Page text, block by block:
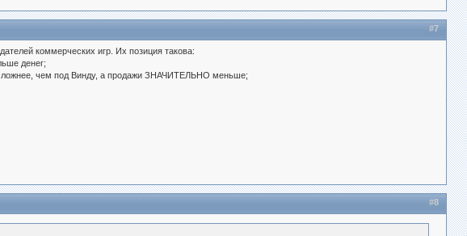
#7
коммерческих игр. Их позиция такова:
денег;
сложнее, чем под Винду, а продажи ЗНАЧИТЕЛЬНО меньше;
#8